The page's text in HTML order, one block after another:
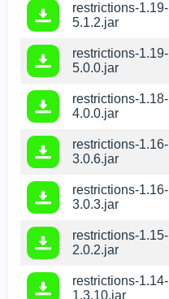
restrictions-1.19-
5.1.2.jar
restrictions-1.19-
5.0.0.jar
restrictions-1.18-
4.0.0.jar
restrictions-1.16-
3.0.6.jar
restrictions-1.16-
3.0.3.jar
restrictions-1.15-
2.0.2.jar
restrictions-1.14-
1.3.10.jar